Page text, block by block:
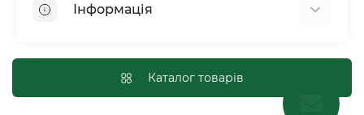
Птахи
Рептилії
Сільськогосподарські тварини та птахи
Інформація
Оплата і доставка
Політика конфіденційності
Каталог товарів